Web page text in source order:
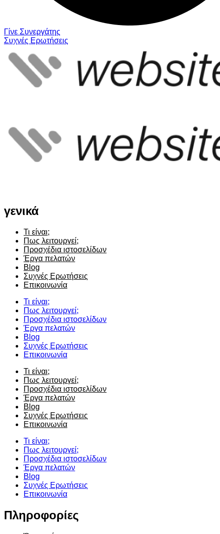
Γίνε Συνεργάτης
Συχνές Ερωτήσεις
γενικά
Τι είναι;
Πως λειτουργεί;
Προσχέδια ιστοσελίδων
Έργα πελατών
Blog
Συχνές Ερωτήσεις
Επικοινωνία
Τι είναι;
Πως λειτουργεί;
Προσχέδια ιστοσελίδων
Έργα πελατών
Blog
Συχνές Ερωτήσεις
Επικοινωνία
Τι είναι;
Πως λειτουργεί;
Προσχέδια ιστοσελίδων
Έργα πελατών
Blog
Συχνές Ερωτήσεις
Επικοινωνία
Τι είναι;
Πως λειτουργεί;
Προσχέδια ιστοσελίδων
Έργα πελατών
Blog
Συχνές Ερωτήσεις
Επικοινωνία
Πληροφορίες